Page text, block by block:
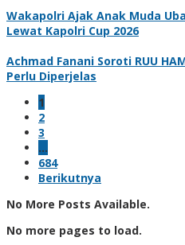
Wakapolri Ajak Anak Muda
Lewat Kapolri Cup 2026
Achmad Fanani Soroti RUU
Perlu Diperjelas
1
2
3
…
684
Berikutnya
No More Posts Available.
No more pages to load.